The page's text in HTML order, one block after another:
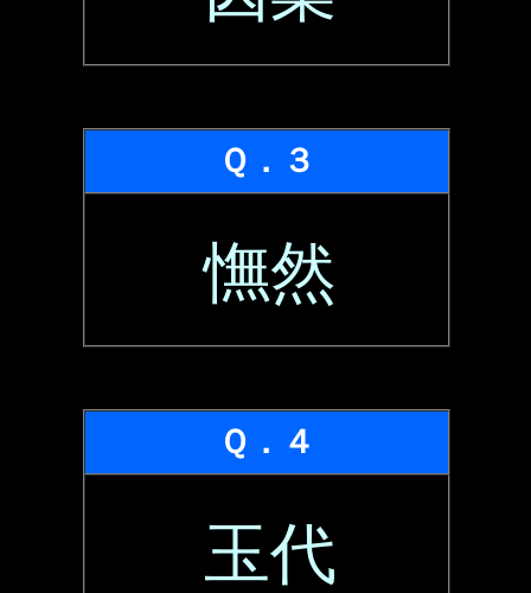
Ｑ．３
憮然
Ｑ．４
玉代